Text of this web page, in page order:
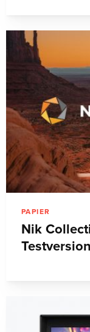
PAPIER
Nik